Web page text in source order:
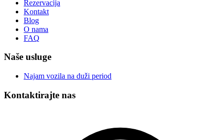
Rezervacija
Kontakt
Blog
O nama
FAQ
Naše usluge
Najam vozila na duži period
Kontaktirajte nas